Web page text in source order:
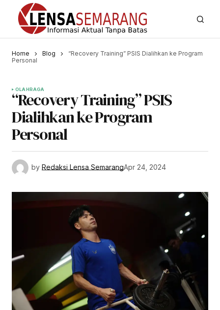
Home Blog
“Recovery Training” PSIS Dialihkan ke Program
Personal
OLAHRAGA
“Recovery Training” PSIS
Dialihkan ke Program
Personal
by Redaksi Lensa SemarangApr 24, 2024